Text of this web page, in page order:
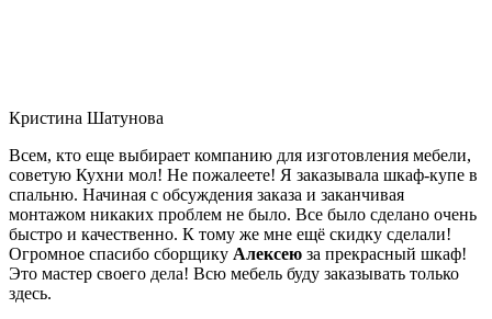
Кристина Шатунова
Всем, кто еще выбирает компанию для изготовления мебели,
советую Кухни мол! Не пожалеете! Я заказывала шкаф-купе в
спальню. Начиная с обсуждения заказа и заканчивая
монтажом никаких проблем не было. Все было сделано очень
быстро и качественно. К тому же мне ещё скидку сделали!
Огромное спасибо сборщику Алексею за прекрасный шкаф!
Это мастер своего дела! Всю мебель буду заказывать только
здесь.